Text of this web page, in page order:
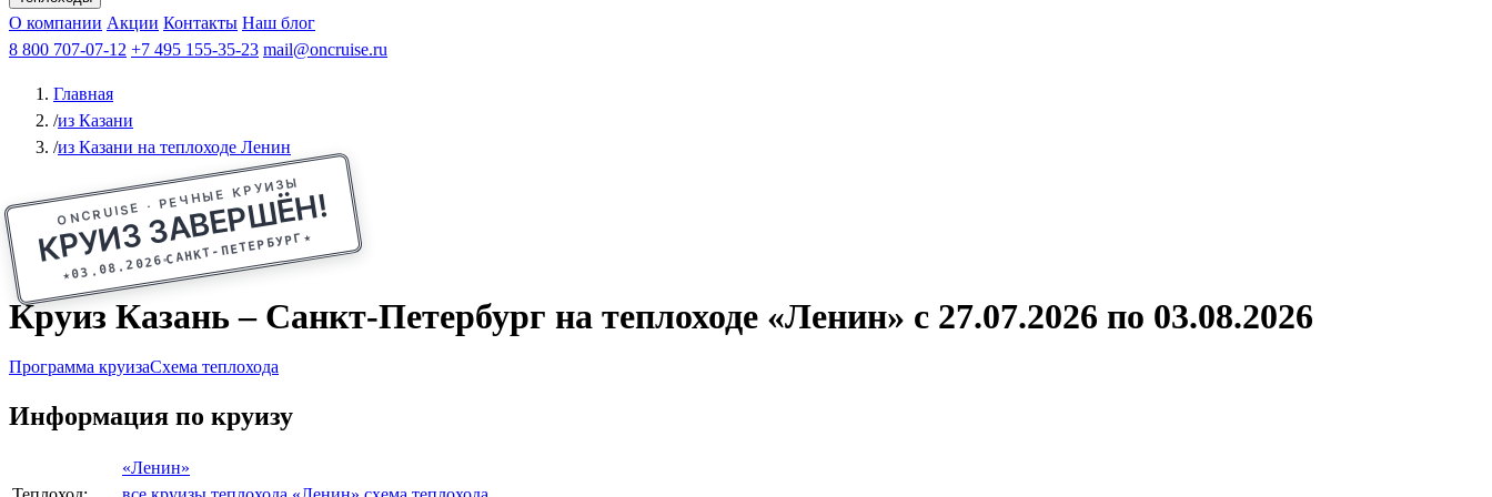
Афанасий Никитин Октябрьская революция
О компании Акции Контакты Наш блог
8 800 707-07-12 +7 495 155-35-23 mail@oncruise.ru
Главная
/из Казани
/из Казани на теплоходе Ленин
ONCRUISE · РЕЧНЫЕ КРУИЗЫ
КРУИЗ ЗАВЕРШЁН!
★03.08.2026
САНКТ-ПЕТЕРБУРГ★
Круиз Казань – Санкт-Петербург на теплоходе «Ленин» с 27.07.2026 по 03.08.2026
Программа круизаСхема теплохода
Информация по круизу
«Ленин»